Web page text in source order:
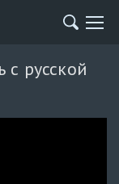
с русской